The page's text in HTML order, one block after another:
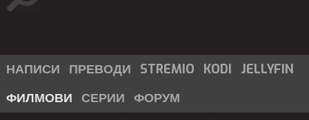
НАПИСИ ПРЕВОДИ STREMIO KODI
JELLYFIN
ФИЛМОВИ СЕРИИ ФОРУМ